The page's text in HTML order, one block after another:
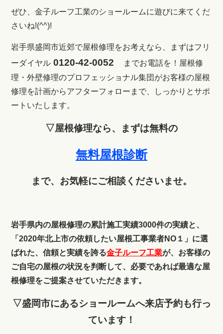
ぜひ、金子ルーフ工業のショールームに遊びに来てくだ
さいね!(^^)!
岩手県盛岡市近郊で屋根修理をお考えなら、まずはフリ
ーダイヤル 0120-42-0052 までお電話を！ 屋根修
理・外壁修理のプロフェッショナル集団がお客様の屋根
修理を計画からアフターフォローまで、しっかりとサポ
ートいたします。
▽屋根修理なら、まずは無料の
無料屋根診断
まで、お気軽にご相談くださいませ。
岩手県内の屋根修理の累計施工実績3000件の実績と、
「2020年北上市の依頼したい屋根工事業者NO１」に選
ばれた、信頼と実績を誇る金子ルーフ工業が、お客様の
ご自宅の屋根の状況を判断して、必要であれば最適な屋
根修理をご提案させていただきます。
▽盛岡市にあるショールームへ来店予約も行っ
ています！